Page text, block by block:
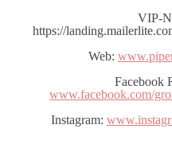
VIP-
https://
Web:
Facebook
www.facebook.com/
Instagram: